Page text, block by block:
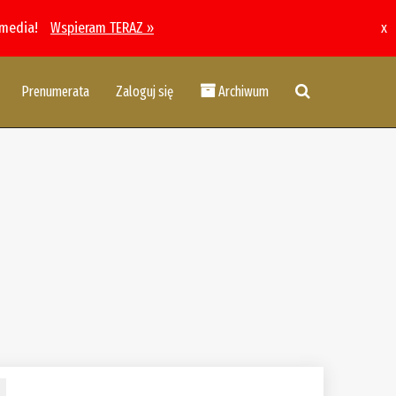
Wspieram TERAZ » x
Prenumerata Zaloguj się Archiwum